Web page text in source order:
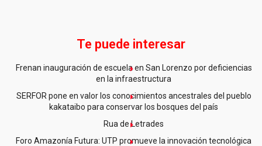
Te puede interesar
Frenan inauguración de escuela en San Lorenzo por deficiencias
en la infraestructura
SERFOR pone en valor los conocimientos ancestrales del pueblo
kakataibo para conservar los bosques del país
Rua de Letrades
Foro Amazonía Futura: UTP promueve la innovación tecnológica